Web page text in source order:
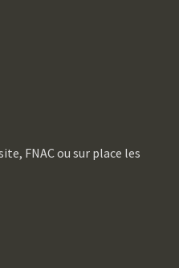
FNAC ou sur place les